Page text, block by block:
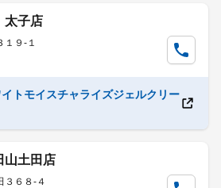
子店
１９-１
トモイスチャライズジェルクリー
山土田店
３６８-４